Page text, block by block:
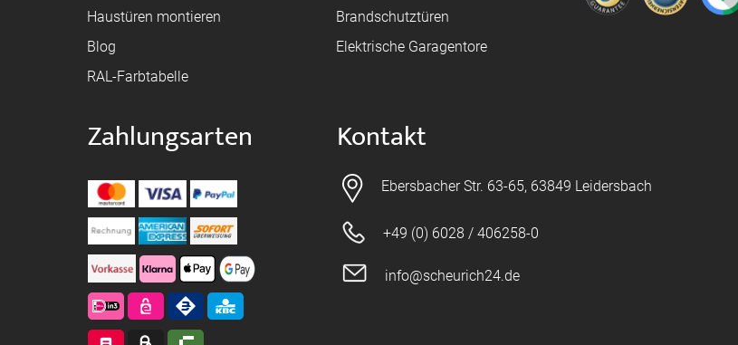
Haustüren montieren
Blog
RAL-Farbtabelle
Brandschutztüren
Elektrische Garagentore
Zahlungsarten Kontakt
Ebersbacher Str. 63-65, 63849 Leidersbach
+49 (0) 6028 / 406258-0
info@scheurich24.de